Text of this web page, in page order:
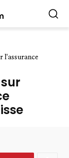
l'assurance